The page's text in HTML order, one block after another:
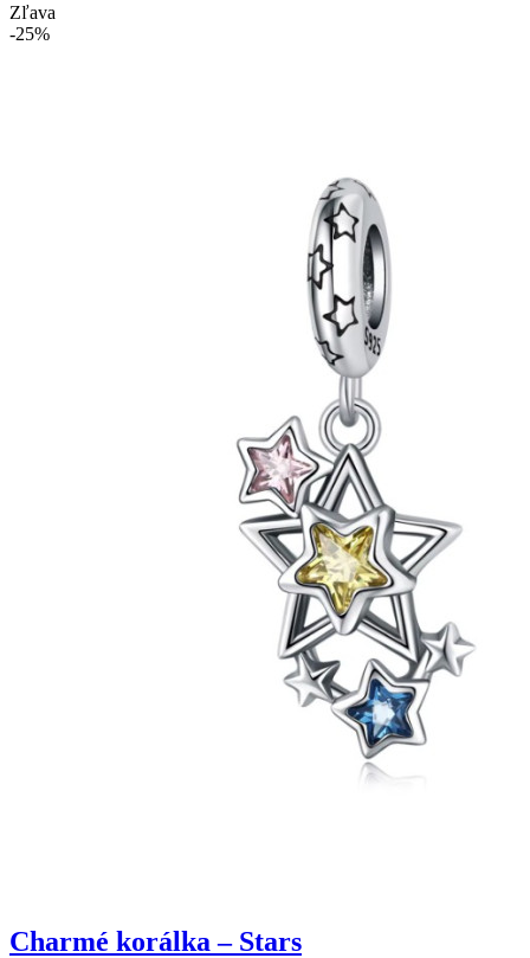
Zľava
-25%
Charmé korálka – Stars